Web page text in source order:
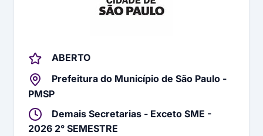
ABERTO
Prefeitura do Município de São Paulo -
PMSP
Demais Secretarias - Exceto SME -
2026 2° SEMESTRE